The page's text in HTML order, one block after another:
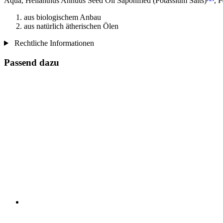
aus biologischem Anbau
aus natürlich ätherischen Ölen
Rechtliche Informationen
Passend dazu